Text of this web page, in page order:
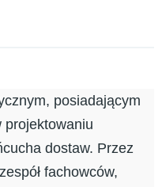
posiadającym
projektowaniu
dostaw. Przez
fachowców,